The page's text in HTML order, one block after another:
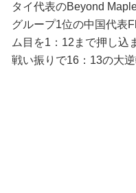
タイ代表のBeyond
グループ1位の中国代表
ム目を1：12まで押し込
戦い振りで16：13の大